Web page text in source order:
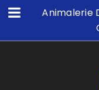
Animalerie